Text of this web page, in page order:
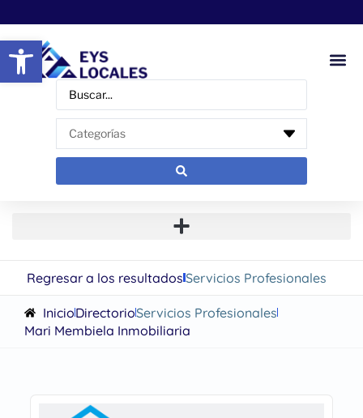
Abrir barra de herramientas
Regresar a los resultadosServicios Profesionales
InicioDirectorioServicios Profesionales
Mari Membiela Inmobiliaria